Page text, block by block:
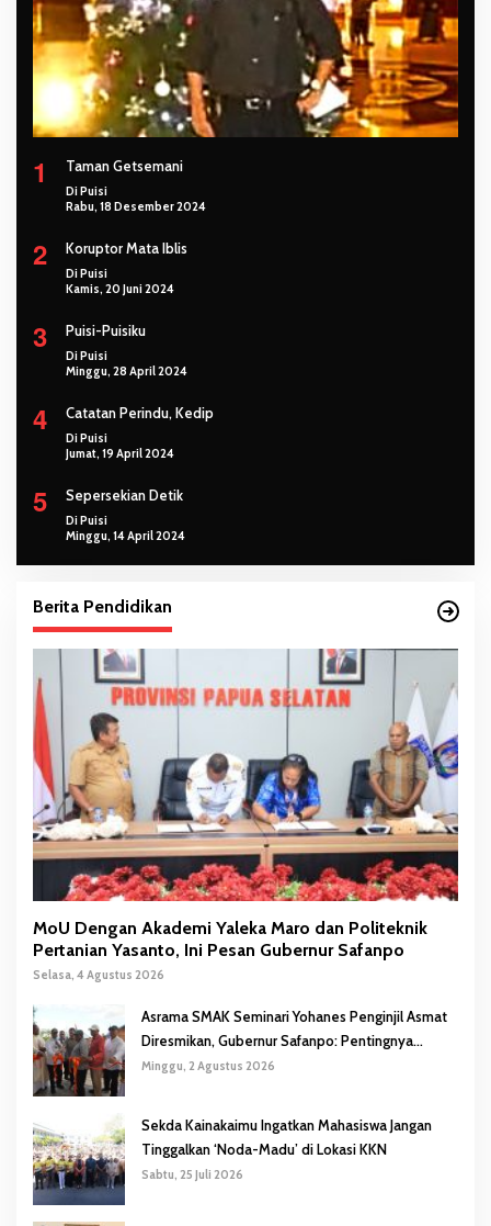
1 Taman Getsemani
Di Puisi
Rabu, 18 Desember 2024
2 Koruptor Mata Iblis
Di Puisi
Kamis, 20 Juni 2024
3 Puisi-Puisiku
Di Puisi
Minggu, 28 April 2024
4 Catatan Perindu, Kedip
Di Puisi
Jumat, 19 April 2024
5 Sepersekian Detik
Di Puisi
Minggu, 14 April 2024
Berita Pendidikan
MoU Dengan Akademi Yaleka Maro dan Politeknik
Pertanian Yasanto, Ini Pesan Gubernur Safanpo
Selasa, 4 Agustus 2026
Asrama SMAK Seminari Yohanes Penginjil Asmat
Diresmikan, Gubernur Safanpo: Pentingnya
Pendidikan Karakter
Minggu, 2 Agustus 2026
Sekda Kainakaimu Ingatkan Mahasiswa Jangan
Tinggalkan ‘Noda-Madu’ di Lokasi KKN
Sabtu, 25 Juli 2026